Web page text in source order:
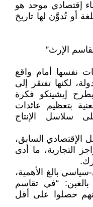
إقتصادي موحد هو
أو تُدوَّن لها تاريخ
الإرث”
نفسها أمام واقع
لكنها تفتقر إلى
إيشينكو فكرة
بتعظيم عائدات
سلاسل الإنتاج
الإقتصادي السابق،
التجارية، ما أدى
بالغ الأهمية،
“في تقاسم
حصلوا على أقل